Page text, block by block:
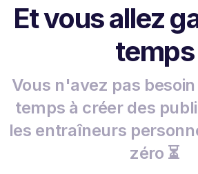
Et vous allez
temps
Vous n'avez pas
temps à créer des
les entraîneurs
zéro ⏳